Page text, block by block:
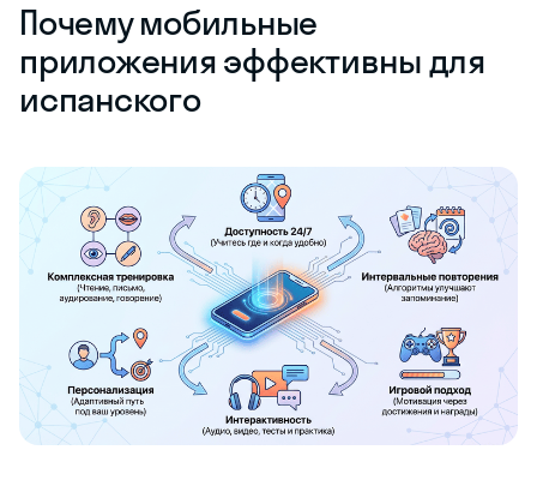
Почему мобильные
приложения эффективны для
испанского